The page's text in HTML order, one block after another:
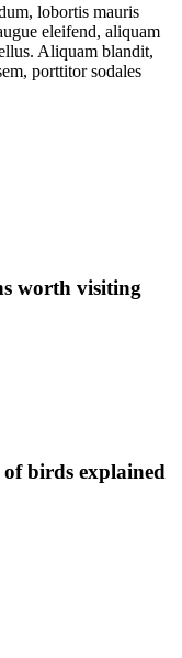
lobortis mauris
eleifend, aliquam
Aliquam blandit,
porttitor sodales
worth visiting
birds explained